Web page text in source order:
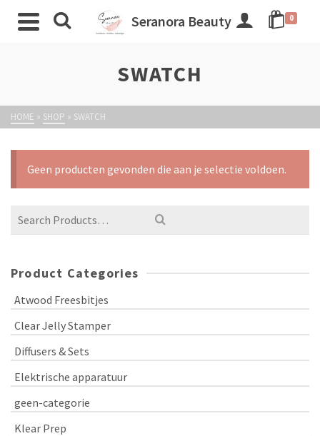
Seranora Beauty 0
SWATCH
HOME » SHOP » SWATCH
Geen producten gevonden die aan je selectie voldoen.
Product Categories
Atwood Freesbitjes
Clear Jelly Stamper
Diffusers & Sets
Elektrische apparatuur
geen-categorie
Klear Prep